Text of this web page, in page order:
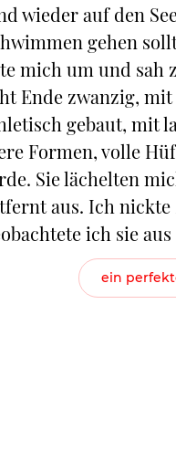
wieder auf den
gehen
mich um und sah
Ende zwanzig,
gebaut, mit
Formen, volle
Sie lächelten
aus. Ich
ich sie
ein